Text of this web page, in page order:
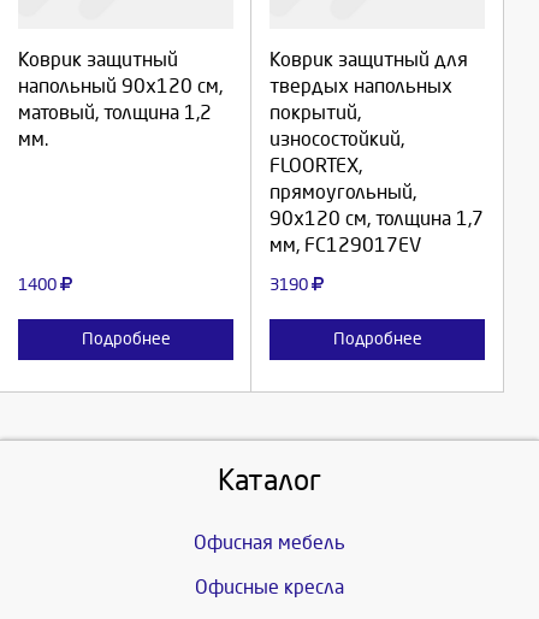
Коврик защитный
напольный 90х120 см,
матовый, толщина 1,2
мм.
1400
Подробнее
Продолжить
Коврик защитный для
твердых напольных
покрытий,
износостойкий,
FLOORTEX,
прямоугольный,
90х120 см, толщина 1,7
мм, FC129017EV
3190
Подробнее
Продолжить
Отмена
Каталог
Офисная мебель
Офисные кресла